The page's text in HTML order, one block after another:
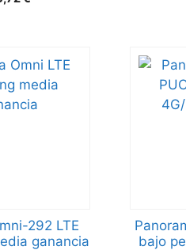
292 LTE
ganancia
bajo